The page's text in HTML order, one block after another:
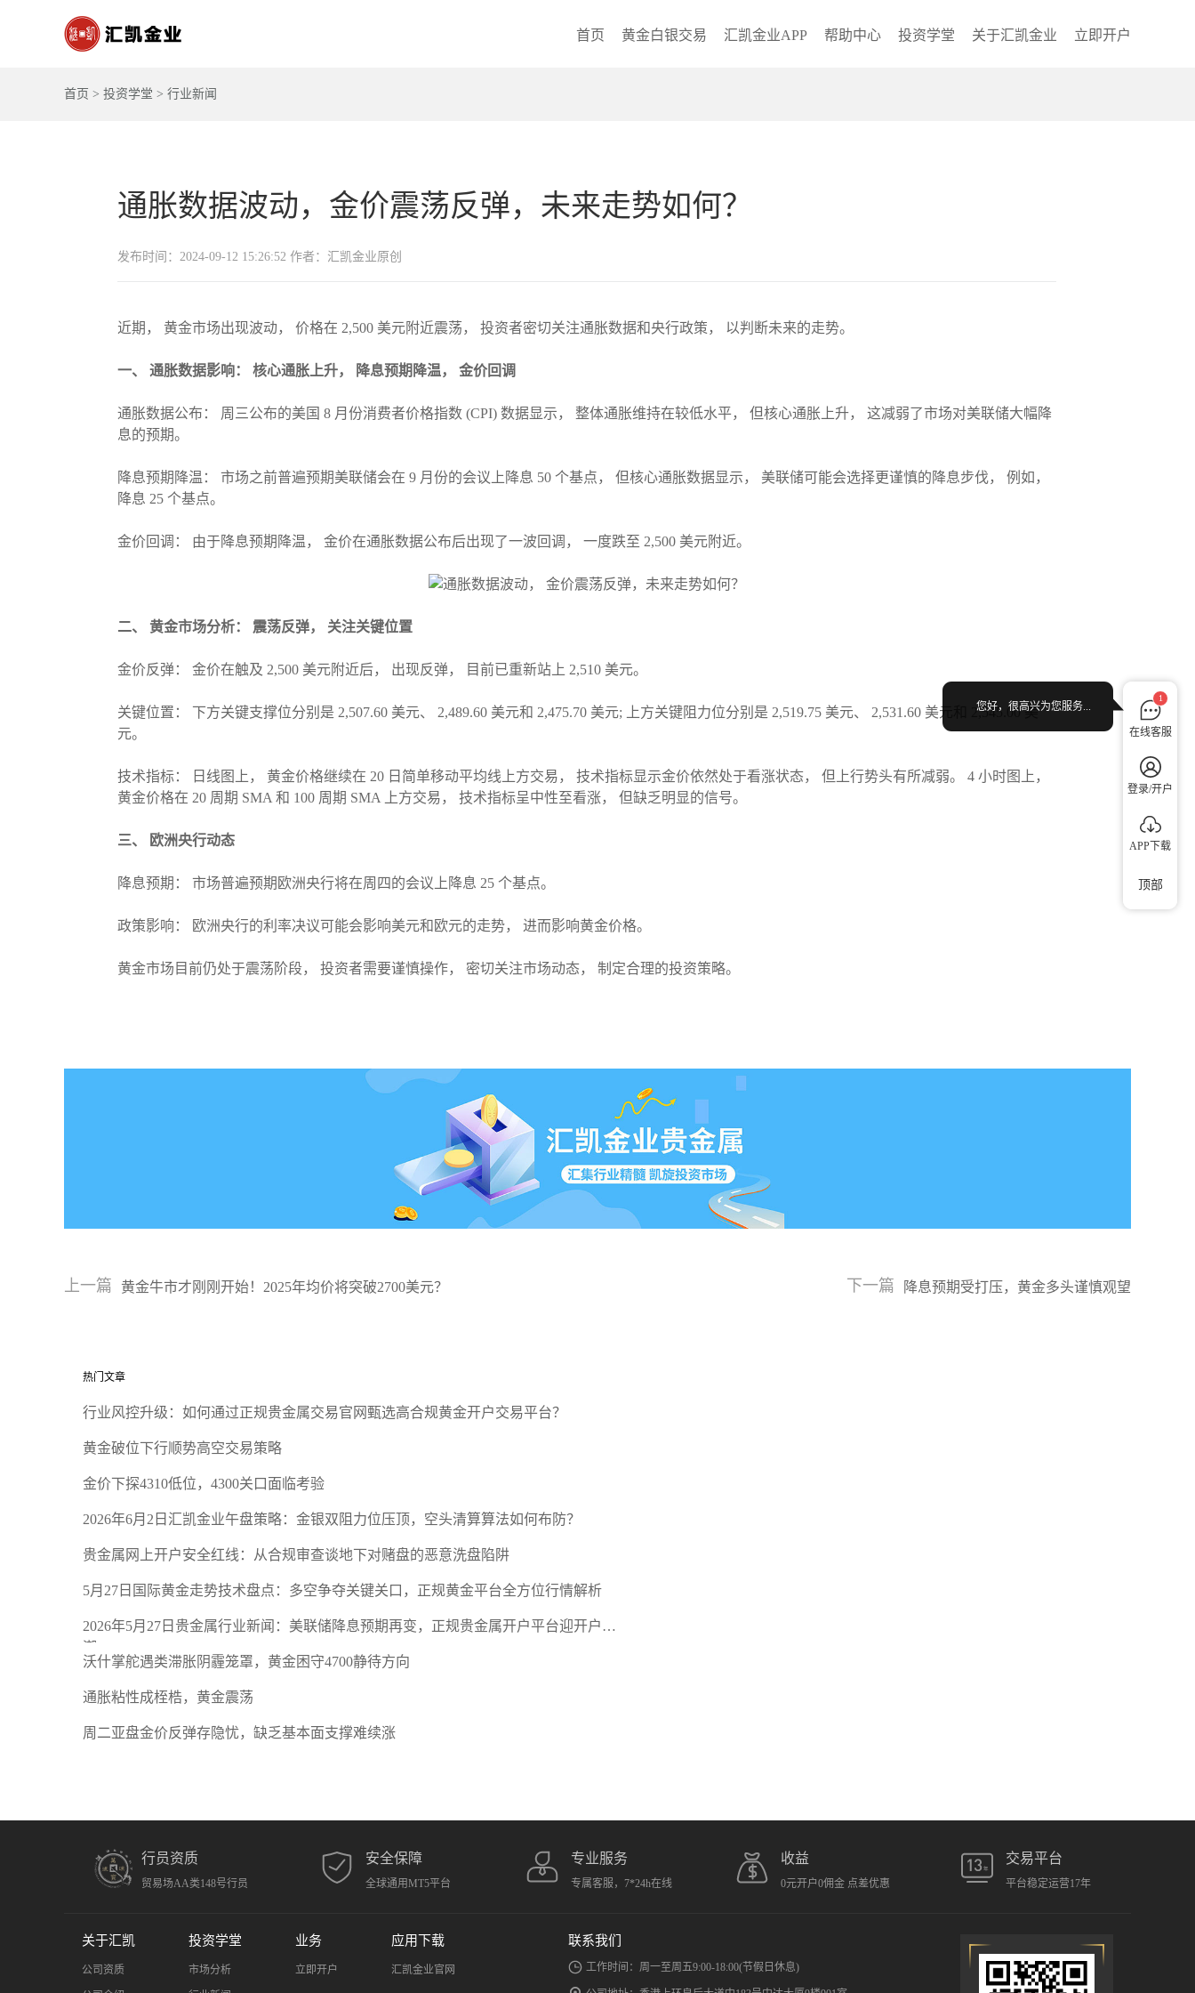
首页 黄金白银交易 汇凯金业APP 帮助中心 投资学堂 关于汇凯金业 立即开户
首页 > 投资学堂 > 行业新闻
通胀数据波动，金价震荡反弹，未来走势如何？
发布时间：2024-09-12 15:26:52 作者：汇凯金业原创
近期， 黄金市场出现波动， 价格在 2,500 美元附近震荡， 投资者密切关注通胀数据和央行政策， 以判断未来的走势。
一、 通胀数据影响： 核心通胀上升， 降息预期降温， 金价回调
通胀数据公布： 周三公布的美国 8 月份消费者价格指数 (CPI) 数据显示， 整体通胀维持在较低水平， 但核心通胀上升， 这减弱了市场对美联储大幅降
息的预期。
降息预期降温： 市场之前普遍预期美联储会在 9 月份的会议上降息 50 个基点， 但核心通胀数据显示， 美联储可能会选择更谨慎的降息步伐， 例如，
降息 25 个基点。
金价回调： 由于降息预期降温， 金价在通胀数据公布后出现了一波回调， 一度跌至 2,500 美元附近。
二、 黄金市场分析： 震荡反弹， 关注关键位置
金价反弹： 金价在触及 2,500 美元附近后， 出现反弹， 目前已重新站上 2,510 美元。
关键位置： 下方关键支撑位分别是 2,507.60 美元、 2,489.60 美元和 2,475.70 美元; 上方关键阻力位分别是 2,519.75 美元、 2,531.60 美元和 2,545.00 美
元。
技术指标： 日线图上， 黄金价格继续在 20 日简单移动平均线上方交易， 技术指标显示金价依然处于看涨状态， 但上行势头有所减弱。 4 小时图上，
黄金价格在 20 周期 SMA 和 100 周期 SMA 上方交易， 技术指标呈中性至看涨， 但缺乏明显的信号。
三、 欧洲央行动态
降息预期： 市场普遍预期欧洲央行将在周四的会议上降息 25 个基点。
政策影响： 欧洲央行的利率决议可能会影响美元和欧元的走势， 进而影响黄金价格。
黄金市场目前仍处于震荡阶段， 投资者需要谨慎操作， 密切关注市场动态， 制定合理的投资策略。
上一篇 黄金牛市才刚刚开始！2025年均价将突破2700美元？ 下一篇 降息预期受打压，黄金多头谨慎观望
热门文章
行业风控升级：如何通过正规贵金属交易官网甄选高合规黄金开户交易平台？
黄金破位下行顺势高空交易策略
金价下探4310低位，4300关口面临考验
2026年6月2日汇凯金业午盘策略：金银双阻力位压顶，空头清算算法如何布防？
贵金属网上开户安全红线：从合规审查谈地下对赌盘的恶意洗盘陷阱
5月27日国际黄金走势技术盘点：多空争夺关键关口，正规黄金平台全方位行情解析
2026年5月27日贵金属行业新闻：美联储降息预期再变，正规贵金属开户平台迎开户热
潮
沃什掌舵遇类滞胀阴霾笼罩，黄金困守4700静待方向
通胀粘性成桎梏，黄金震荡
周二亚盘金价反弹存隐忧，缺乏基本面支撑难续涨
行员资质
贸易场AA类148号行员
安全保障
全球通用MT5平台
专业服务
专属客服，7*24h在线
收益
0元开户0佣金 点差优惠
交易平台
平台稳定运营17年
关于汇凯
公司资质
投资学堂
市场分析
业务
立即开户
应用下载
汇凯金业官网
联系我们
工作时间：周一至周五9:00-18:00(节假日休息)
1
在线客服
登录/开户
APP下载
您好，很高兴为您服务...
顶部